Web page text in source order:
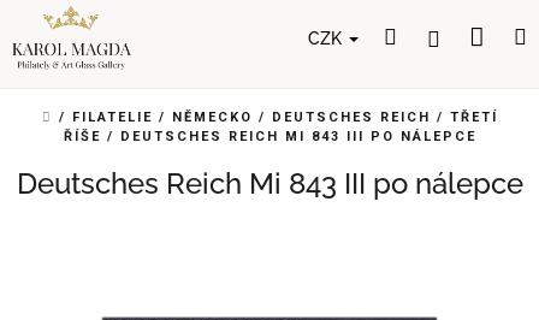
obsah
CZK HledatPřihlášení
DOMŮ
/ FILATELIE / NĚMECKO / DEUTSCHES REICH / TŘETÍ
ŘÍŠE / DEUTSCHES REICH MI 843 III PO NÁLEPCE
Deutsches Reich Mi 843 III po nálepce